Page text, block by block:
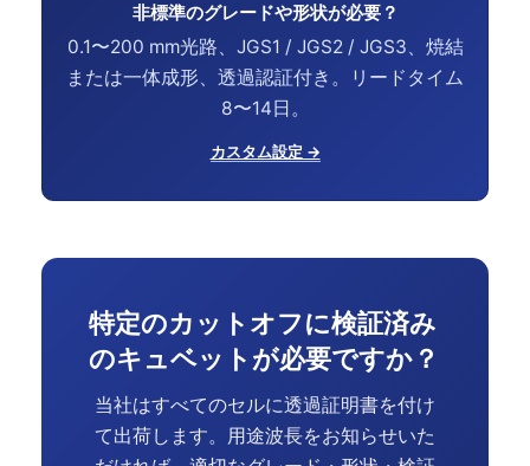
非標準のグレードや形状が必要？
0.1〜200 mm光路、JGS1 / JGS2 / JGS3、焼結
または一体成形、透過認証付き。リードタイム
8〜14日。
カスタム設定 →
特定のカットオフに検証済み
のキュベットが必要ですか？
当社はすべてのセルに透過証明書を付け
て出荷します。用途波長をお知らせいた